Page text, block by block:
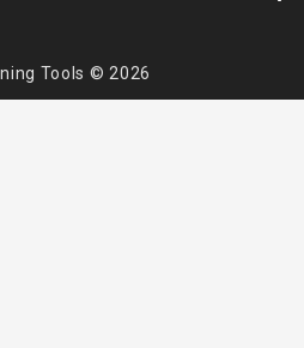
Tools © 2026